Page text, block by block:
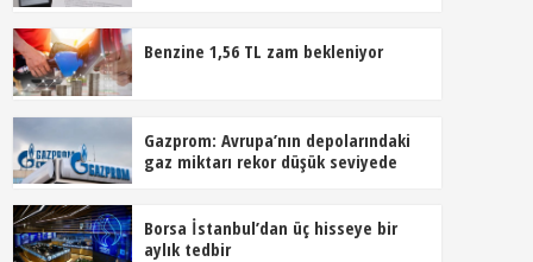
Benzine 1,56 TL zam bekleniyor
Gazprom: Avrupa’nın depolarındaki
gaz miktarı rekor düşük seviyede
Borsa İstanbul’dan üç hisseye bir
aylık tedbir